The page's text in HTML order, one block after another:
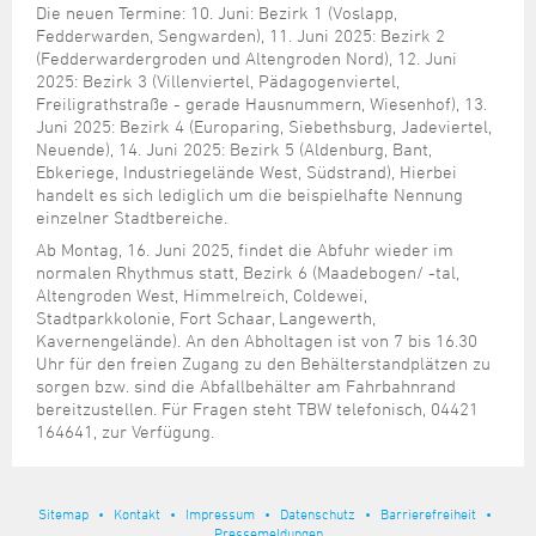
Umwelt-, Natur- und Klimaschutz
Verkehr und Mobilität
Wohnen, Bauen
Wahlen
Schule
Sterbefall
Umzug und Neubürger
Wohnen und Verbrauchen
Formulare
Online-Terminvergabe
Politik & Verwaltung
Pressemitteilungen
Ratsinformationssystem
Städtische Dienststellen
Stadtrecht
Telefonverzeichnis
Wirtschaftsstruktur
Regionale Kooperationen
Unternehmensnachfolge
Unterstützung für ExistenzgründerInnen
Zukunftsregion JadeBay
Stadtarchiv
Stadtbibliothek
Volkshochschule
Weiterbildung
Stadt Wilhelmshaven
Unterkünfte
Kulturzentrum Pumpwerk
Maritime Meile
Museen und Ausstellungen
Schiffe, Häfen und Meer erleben
Sportangebot
Städtepartnerschaften
Stadtpark
Tag des offenen Denkmals
Veranstaltungsorte
Die neuen Termine: 10. Juni: Bezirk 1 (Voslapp,
Fedderwarden, Sengwarden), 11. Juni 2025: Bezirk 2
(Fedderwardergroden und Altengroden Nord), 12. Juni
2025: Bezirk 3 (Villenviertel, Pädagogenviertel,
Freiligrathstraße - gerade Hausnummern, Wiesenhof), 13.
Juni 2025: Bezirk 4 (Europaring, Siebethsburg, Jadeviertel,
Neuende), 14. Juni 2025: Bezirk 5 (Aldenburg, Bant,
Ebkeriege, Industriegelände West, Südstrand), Hierbei
handelt es sich lediglich um die beispielhafte Nennung
einzelner Stadtbereiche.
Ab Montag, 16. Juni 2025, findet die Abfuhr wieder im
normalen Rhythmus statt, Bezirk 6 (Maadebogen/ -tal,
Altengroden West, Himmelreich, Coldewei,
Stadtparkkolonie, Fort Schaar, Langewerth,
Kavernengelände). An den Abholtagen ist von 7 bis 16.30
Uhr für den freien Zugang zu den Behälterstandplätzen zu
sorgen bzw. sind die Abfallbehälter am Fahrbahnrand
bereitzustellen. Für Fragen steht TBW telefonisch, 04421
164641, zur Verfügung.
Sitemap Kontakt Impressum Datenschutz
Barrierefreiheit
Pressemeldungen